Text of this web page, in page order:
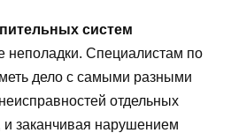
систем
неполадки. Специалистам по
дело с самыми разными
отдельных
заканчивая нарушением